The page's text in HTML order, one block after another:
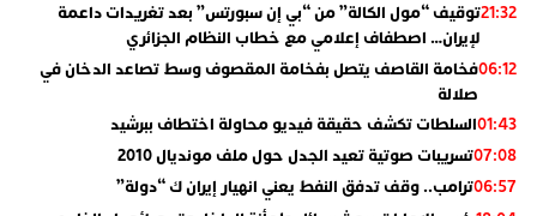
21:32توقيف “مول الكالة” من “بي إن سبورتس” بعد تغريدات داعمة
لإيران… اصطفاف إعلامي مع خطاب النظام الجزائري
06:12فخامة القاصف يتصل بفخامة المقصوف وسط تصاعد الدخان في
صلالة
01:43السلطات تكشف حقيقة فيديو محاولة اختطاف ببرشيد
07:08تسريبات صوتية تعيد الجدل حول ملف مونديال 2010
06:57ترامب.. وقف تدفق النفط يعني انهيار إيران ك “دولة”